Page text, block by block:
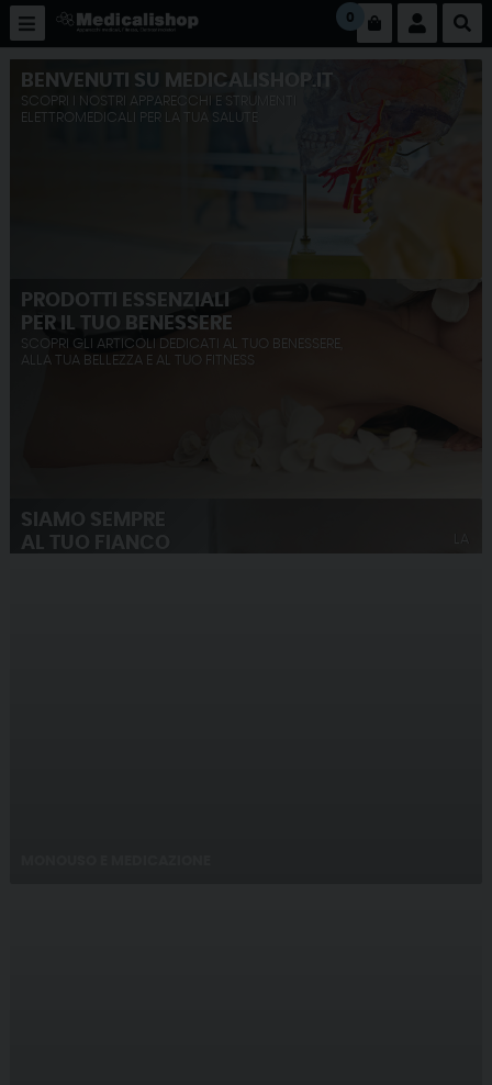
0
BENVENUTI SU MEDICALISHOP.IT
SCOPRI I NOSTRI APPARECCHI E STRUMENTI
ELETTROMEDICALI PER LA TUA SALUTE
PRODOTTI ESSENZIALI
PER IL TUO BENESSERE
SCOPRI GLI ARTICOLI DEDICATI AL TUO BENESSERE,
ALLA TUA BELLEZZA E AL TUO FITNESS
SIAMO SEMPRE
AL TUO FIANCO
LA